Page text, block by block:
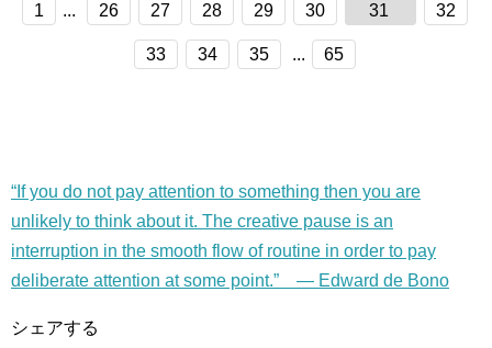
1 ... 26 27 28 29 30 31 32
33 34 35 ... 65
“If you do not pay attention to something then you are
unlikely to think about it. The creative pause is an
interruption in the smooth flow of routine in order to pay
deliberate attention at some point.” — Edward de Bono
シェアする